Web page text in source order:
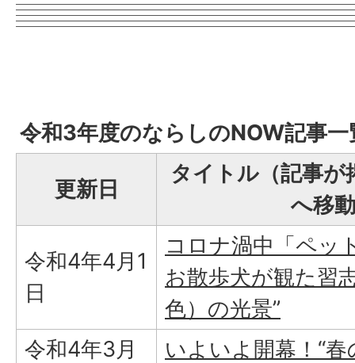
令和3年度のならしのNOW記事一
更新日
タイトル（記事
へ移
令和4年4月1
日
コロナ渦中「ペッ
お散歩犬が観た習
色）の光景”
令和4年3月
いよいよ開幕！“